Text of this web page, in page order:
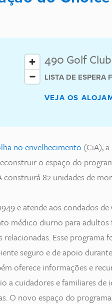
490 Golf
LISTA DE ESPERA
VEJA OS
no envelhecimento (CiA),
o espaço do
construirá 82 unidades de
e atende aos condados
médico diurno para adultos
relacionadas. Esse programa
seguro e de apoio
oferece informações e
a cuidadores e familiares de
O novo espaço do